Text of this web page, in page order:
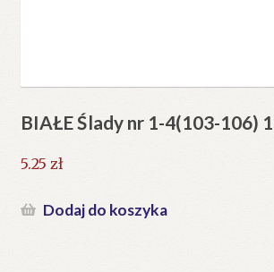
BIAŁE Ślady nr 1-4(103-106)
5.25 zł
Dodaj do koszyka